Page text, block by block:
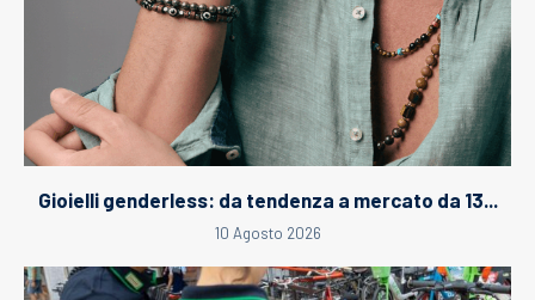
Gioielli genderless: da tendenza a mercato da 13...
10 Agosto 2026